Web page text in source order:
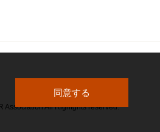
同意する
Association All Rightghts reserved.